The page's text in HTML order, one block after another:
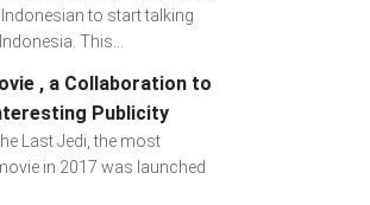
to start talking
This...
, a Collaboration to
Publicity
Last Jedi, the most
in 2017 was launched